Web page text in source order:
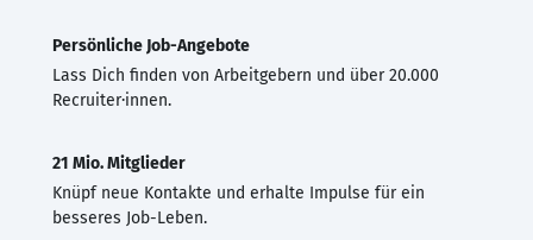
Persönliche Job-Angebote
Lass Dich finden von Arbeitgebern und über 20.000
Recruiter·innen.
21 Mio. Mitglieder
Knüpf neue Kontakte und erhalte Impulse für ein
besseres Job-Leben.